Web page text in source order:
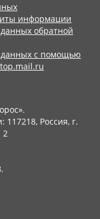
информации
обратной
данных с помощью
117218, Россия, г.
2